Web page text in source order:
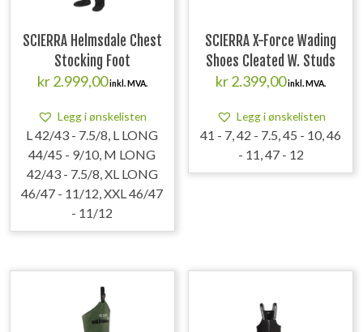
SCIERRA Helmsdale Chest
Stocking Foot
kr2.999,00inkl. MVA.
Legg i ønskelisten
L 42/43 - 7.5/8, L LONG
44/45 - 9/10, M LONG
42/43 - 7.5/8, XL LONG
46/47 - 11/12, XXL 46/47
- 11/12
SCIERRA X-Force Wading
Shoes Cleated W. Studs
kr2.399,00inkl. MVA.
Legg i ønskelisten
41 - 7, 42 - 7.5, 45 - 10, 46
- 11, 47 - 12